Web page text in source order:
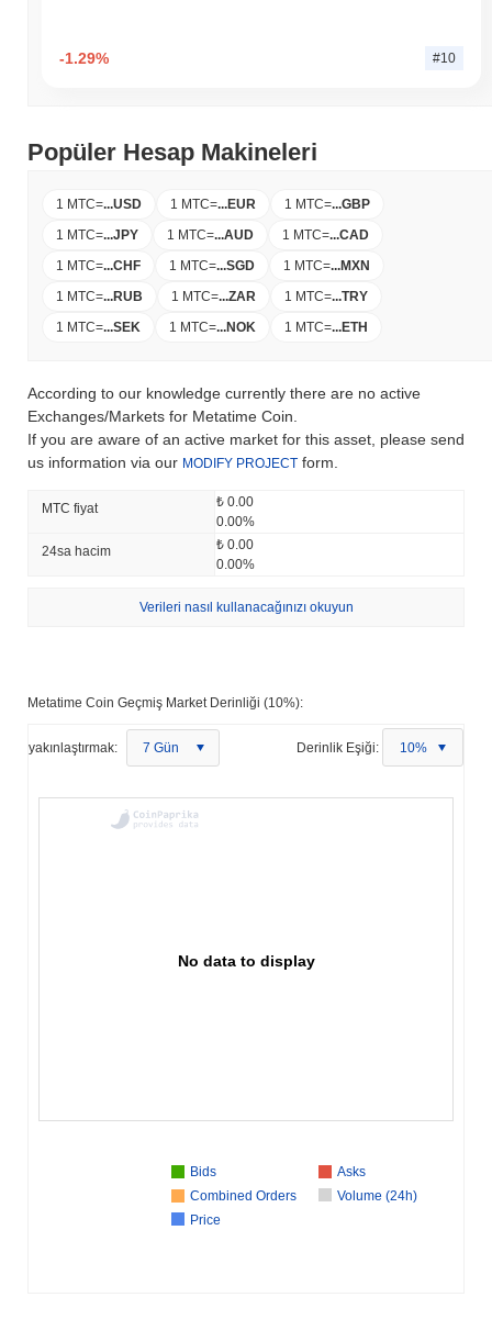
-1.29% #10
Popüler Hesap Makineleri
1 MTC=...USD 1 MTC=...EUR 1 MTC=...GBP
1 MTC=...JPY 1 MTC=...AUD 1 MTC=...CAD
1 MTC=...CHF 1 MTC=...SGD 1 MTC=...MXN
1 MTC=...RUB 1 MTC=...ZAR 1 MTC=...TRY
1 MTC=...SEK 1 MTC=...NOK 1 MTC=...ETH
According to our knowledge currently there are no active
Exchanges/Markets for Metatime Coin.
If you are aware of an active market for this asset, please send
us information via our MODIFY PROJECT form.
MTC fiyat
₺ 0.00
0.00%
24sa hacim
₺ 0.00
0.00%
Verileri nasıl kullanacağınızı okuyun
Metatime Coin Geçmiş Market Derinliği (10%):
yakınlaştırmak: 7 Gün Derinlik Eşiği: 10%
No data to display
Bids
Asks
Combined Orders
Volume (24h)
Price